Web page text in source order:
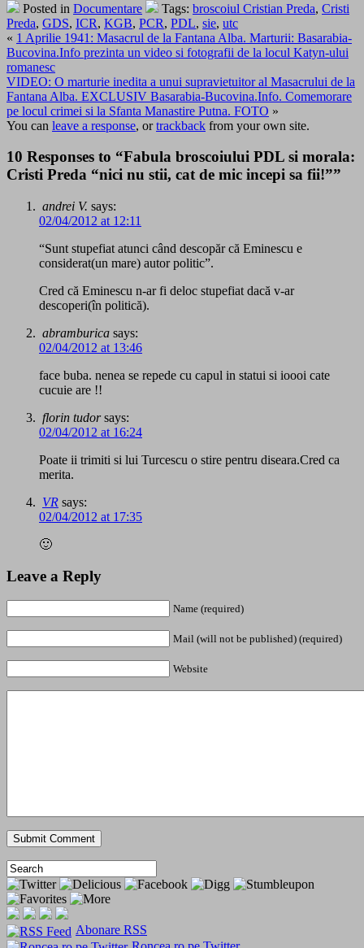
Posted in Documentare Tags: broscoiul Cristian Preda, Cristi
Preda, GDS, ICR, KGB, PCR, PDL, sie, utc
« 1 Aprilie 1941: Masacrul de la Fantana Alba. Marturii: Basarabia-
Bucovina.Info prezinta un video si fotografii de la locul Katyn-ului
romanesc
VIDEO: O marturie inedita a unui supravietuitor al Masacrului de la
Fantana Alba. EXCLUSIV Basarabia-Bucovina.Info. Comemorare
pe locul crimei si la Sfanta Manastire Putna. FOTO »
You can leave a response, ortrackback from your own site.
10 Responses to “Fabula broscoiului PDL si morala:
Cristi Preda “nici nu stii, cat de mic incepi sa fii!””
andrei V. says:
02/04/2012 at 12:11
“Sunt stupefiat atunci când descopăr că Eminescu e
considerat(un mare) autor politic”.
Cred că Eminescu n-ar fi deloc stupefiat dacă v-ar
descoperi(în politică).
abramburica says:
02/04/2012 at 13:46
face buba. nenea se repede cu capul in statui si ioooi cate
cucuie are !!
florin tudor says:
02/04/2012 at 16:24
Poate ii trimiti si lui Turcescu o stire pentru diseara.Cred ca
merita.
VR says:
02/04/2012 at 17:35
🙂
Leave a Reply
Name (required)
Mail (will not be published) (required)
Website
Abonare RSS